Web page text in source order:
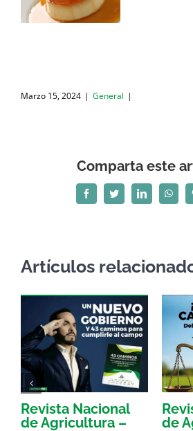
Marzo 15, 2024 | General |
Comparta este
FacebookTwitterLinkedIn
Artículos
Revista Nacional
de Agricultura –
de